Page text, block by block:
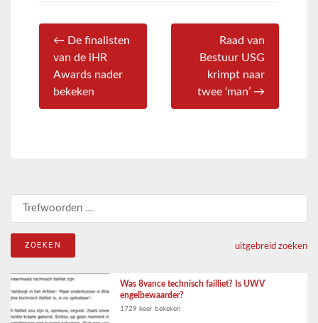
← De finalisten
van de iHR
Awards nader
bekeken
Raad van
Bestuur USG
krimpt naar
twee ‘man’ →
uitgebreid zoeken
Was 8vance technisch failliet? Is UWV
engelbewaarder?
1729 keer bekeken